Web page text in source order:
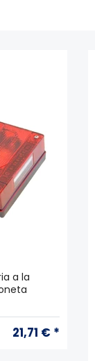
a la
21,71 € *